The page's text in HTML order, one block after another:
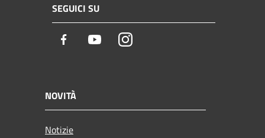
SEGUICI SU
Facebook YoutubeInstagram
NOVITÀ
Notizie